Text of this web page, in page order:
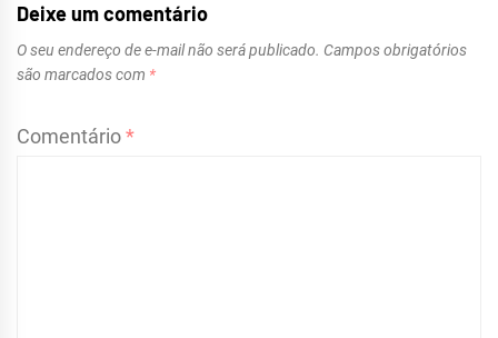
Deixe um comentário
O seu endereço de e-mail não será publicado. Campos obrigatórios
são marcados com *
Comentário*